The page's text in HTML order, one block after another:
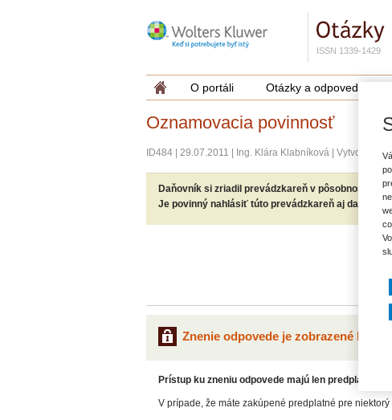
ISSN 1339-1429
O portáli Otázky a odpovede
Oznamovacia povinnosť
ID484 29.07.2011 Ing. Klára Klabníková Vytvoriť
Daňovník si zriadil prevádzkareň v pôsobnosti
Je povinný nahlásiť túto prevádzkareň aj
Znenie odpovede je zobrazené len
Prístup ku zneniu odpovede majú len predplatitelia.
V prípade, že máte zakúpené predplatné pre